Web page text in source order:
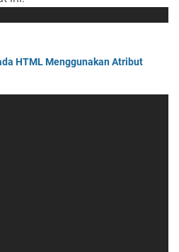
HTML Menggunakan Atribut